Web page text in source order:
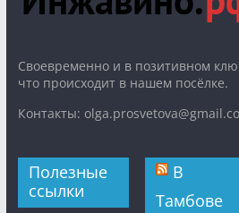
Cвоевременно и в позитивном
что происходит в нашем посёлке.
Контакты:
Полезные
ссылки
В
Тамбове